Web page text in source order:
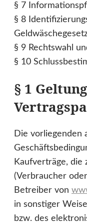
§ 7
§ 8
§ 9 Rechtswahl
§ 10
§ 1
Die vorliegenden
Kaufverträge, die
(Verbraucher
Betreiber von
in sonstiger
bzw. des